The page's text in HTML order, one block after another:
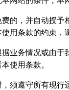
的，并自动授予
用条款的约束，
业务情况或由
使用条款。
须遵守所有现行